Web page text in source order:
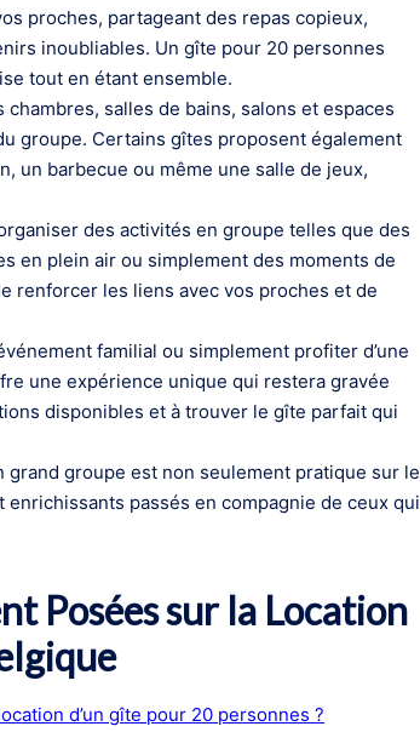
proches, partageant des repas copieux,
inoubliables. Un gîte pour 20 personnes
tout en étant ensemble.
salles de bains, salons et espaces
groupe. Certains gîtes proposent également
un barbecue ou même une salle de jeux,
des activités en groupe telles que des
en plein air ou simplement des moments de
renforcer les liens avec vos proches et de
familial ou simplement profiter d’une
une expérience unique qui restera gravée
disponibles et à trouver le gîte parfait qui
groupe est non seulement pratique sur le
passés en compagnie de ceux qui
Posées sur la Location
d’un gîte pour 20 personnes ?